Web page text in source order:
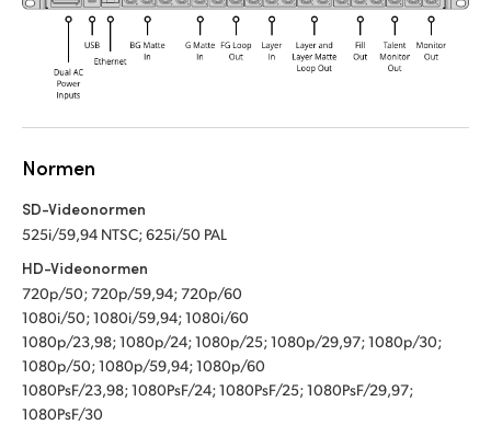
Normen
SD-Videonormen
525i/59,94 NTSC; 625i/50 PAL
HD-Videonormen
720p/50; 720p/59,94; 720p/60
1080i/50; 1080i/59,94; 1080i/60
1080p/23,98; 1080p/24; 1080p/25; 1080p/29,97; 1080p/30;
1080p/50; 1080p/59,94; 1080p/60
1080PsF/23,98; 1080PsF/24; 1080PsF/25; 1080PsF/29,97;
1080PsF/30